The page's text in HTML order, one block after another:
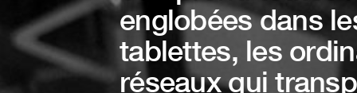
englobées dans
tablettes, les
réseaux qui